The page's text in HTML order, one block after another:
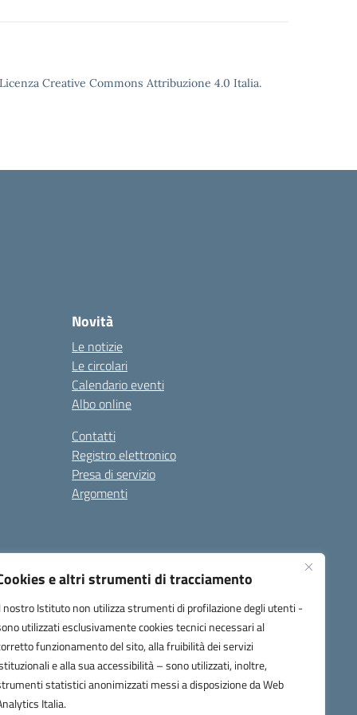
e altri strumenti di tracciamento
nostro Istituto non utilizza strumenti di profilazione degli utenti -
utilizzati esclusivamente cookies tecnici necessari al
funzionamento del sito, alla fruibilità dei servizi
e alla sua accessibilità – sono utilizzati, inoltre,
statistici anonimizzati messi a disposizione da Web
Italia.
Creative Commons Attribuzione 4.0 Italia.
Novità
Le notizie
Le circolari
Calendario eventi
Albo online
Contatti
Registro elettronico
Presa di servizio
Argomenti